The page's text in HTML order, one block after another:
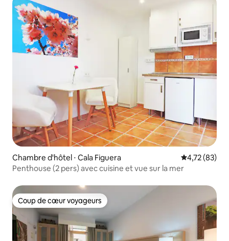
Chambre d'hôtel ⋅ Cala Figuera Évaluation
4,72 (83)
Penthouse (2 pers) avec cuisine et vue sur la mer
Coup de cœur voyageurs
Coup de cœur voyageurs